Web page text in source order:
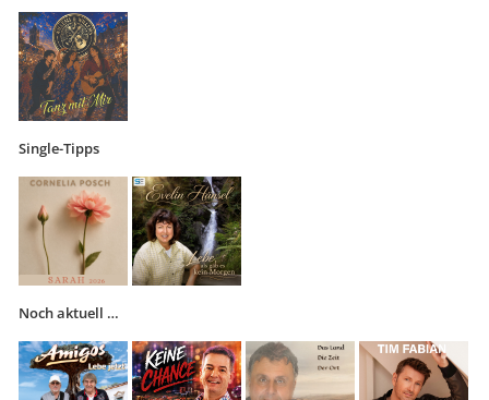
Single-Tipps
Noch aktuell …